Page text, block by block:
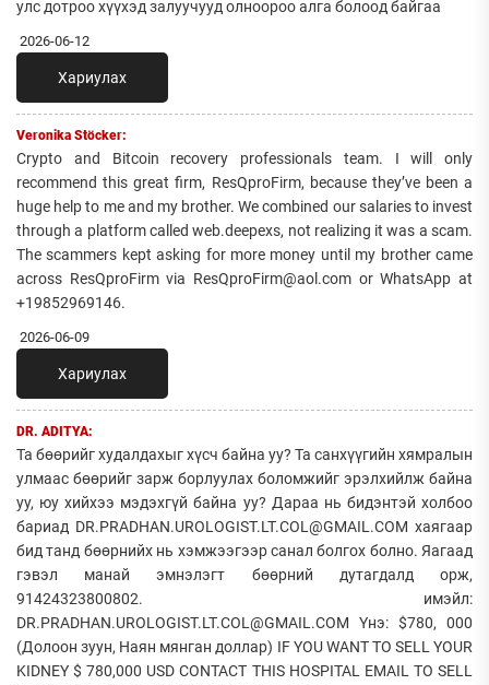
улс дотроо хүүхэд залуучууд олноороо алга болоод байгаа
2026-06-12
Хариулах
Veronika Stöcker:
Crypto and Bitcoin recovery professionals team. I will only
recommend this great firm, ResQproFirm, because they’ve been a
huge help to me and my brother. We combined our salaries to invest
through a platform called web.deepexs, not realizing it was a scam.
The scammers kept asking for more money until my brother came
across ResQproFirm via ResQproFirm@aol.com or WhatsApp at
+19852969146.
2026-06-09
Хариулах
DR. ADITYA:
Та бөөрийг худалдахыг хүсч байна уу? Та санхүүгийн хямралын
улмаас бөөрийг зарж борлуулах боломжийг эрэлхийлж байна
уу, юу хийхээ мэдэхгүй байна уу? Дараа нь бидэнтэй холбоо
бариад DR.PRADHAN.UROLOGIST.LT.COL@GMAIL.COM хаягаар
бид танд бөөрнийх нь хэмжээгээр санал болгох болно. Яагаад
гэвэл манай эмнэлэгт бөөрний дутагдалд орж,
91424323800802. имэйл:
DR.PRADHAN.UROLOGIST.LT.COL@GMAIL.COM Yнэ: $780, 000
(Долоон зуун, Наян мянган доллар) IF YOU WANT TO SELL YOUR
KIDNEY $ 780,000 USD CONTACT THIS HOSPITAL EMAIL TO SELL